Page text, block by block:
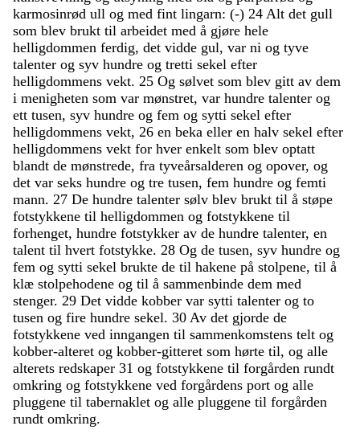
karmosinrød ull og med fint lingarn: (-) 24 Alt det gull
som blev brukt til arbeidet med å gjøre hele
helligdommen ferdig, det vidde gul, var ni og tyve
talenter og syv hundre og tretti sekel efter
helligdommens vekt. 25 Og sølvet som blev gitt av dem
i menigheten som var mønstret, var hundre talenter og
ett tusen, syv hundre og fem og sytti sekel efter
helligdommens vekt, 26 en beka eller en halv sekel efter
helligdommens vekt for hver enkelt som blev optatt
blandt de mønstrede, fra tyveårsalderen og opover, og
det var seks hundre og tre tusen, fem hundre og femti
mann. 27 De hundre talenter sølv blev brukt til å støpe
fotstykkene til helligdommen og fotstykkene til
forhenget, hundre fotstykker av de hundre talenter, en
talent til hvert fotstykke. 28 Og de tusen, syv hundre og
fem og sytti sekel brukte de til hakene på stolpene, til å
klæ stolpehodene og til å sammenbinde dem med
stenger. 29 Det vidde kobber var sytti talenter og to
tusen og fire hundre sekel. 30 Av det gjorde de
fotstykkene ved inngangen til sammenkomstens telt og
kobber-alteret og kobber-gitteret som hørte til, og alle
alterets redskaper 31 og fotstykkene til forgården rundt
omkring og fotstykkene ved forgårdens port og alle
pluggene til tabernaklet og alle pluggene til forgården
rundt omkring.